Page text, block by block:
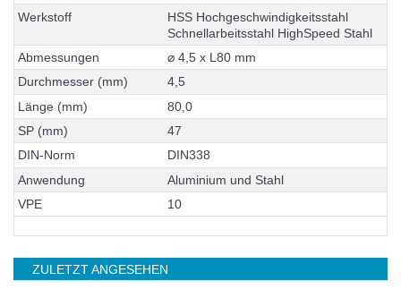
Werkstoff HSS Hochgeschwindigkeitsstahl
Schnellarbeitsstahl HighSpeed Stahl
Abmessungen ⌀ 4, 5 x L 80 mm
Durchmesser (mm) 4,5
Länge (mm) 80, 0
SP (mm) 47
DIN-Norm DIN338
Anwendung Aluminium und Stahl
VPE 10
ZULETZT ANGESEHEN